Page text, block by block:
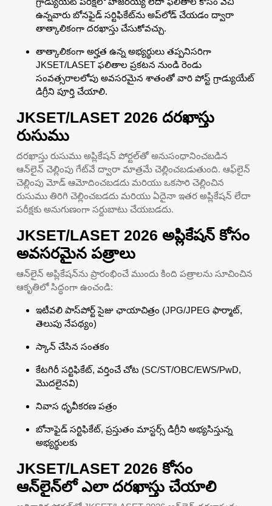
ఉన్నవారు బోనఫైడ్ సర్టిఫికేట్‌ను అప్‌లోడ్ చేయడం ద్వారా
తాత్కాలికంగా దరఖాస్తు చేసుకోవచ్చు.
తాత్కాలికంగా అర్హత ఉన్న అభ్యర్థులు తప్పనిసరిగా
JKSET/LASET ఫలితాల ప్రకటన నుండి రెండు
సంవత్సరాలలోపు అవసరమైన శాతంతో వారి పోస్ట్ గ్రాడ్యుయేట్
డిగ్రీని పూర్తి చేయాలి.
JKSET/LASET 2026 దరఖాస్తు
రుసుము
దరఖాస్తు రుసుము అప్లికేషన్ పోర్టల్‌తో అనుసంధానించబడిన
ఆన్‌లైన్ చెల్లింపు గేట్‌వే ద్వారా మాత్రమే చెల్లించబడుతుంది. ఆఫ్‌లైన్
చెల్లింపు మోడ్ ఆమోదించబడదు మరియు ఒకసారి చెల్లించిన
రుసుము తిరిగి చెల్లించబడదు మరియు ఏదైనా ఇతర అప్లికేషన్ లేదా
పరీక్షకు అనుగుణంగా సర్దుబాటు చేయబడదు.
JKSET/LASET 2026 అప్లికేషన్ కోసం
అవసరమైన పత్రాలు
ఆన్‌లైన్ అప్లికేషన్‌ను ప్రారంభించే ముందు కింది పత్రాలను సూచించిన
ఆకృతిలో సిద్ధంగా ఉంచండి:
ఇటీవలి పాస్‌పోర్ట్ సైజు ఛాయాచిత్రం (JPG/JPEG ఫార్మాట్,
తెలుపు నేపథ్యం)
స్కాన్ చేసిన సంతకం
కేటగిరీ సర్టిఫికేట్, వర్తించే చోట (SC/ST/OBC/EWS/PwD,
మొదలైనవి)
నివాస ధృవీకరణ పత్రం
బోనాఫైడ్ సర్టిఫికేట్, ప్రస్తుతం మాస్టర్స్ డిగ్రీని అభ్యసిస్తున్న
అభ్యర్థులకు
JKSET/LASET 2026 కోసం
ఆన్‌లైన్‌లో ఎలా దరఖాస్తు చేయాలి